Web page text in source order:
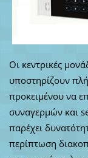
Οι κεντρικές
υποστηρίζουν
προκειμένου να
συναγερμών και
παρέχει
περίπτωση